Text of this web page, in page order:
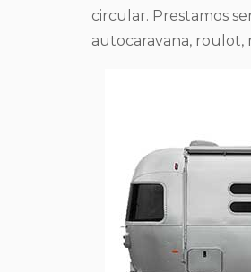
circular. Prestamos
autocaravana, roulot,